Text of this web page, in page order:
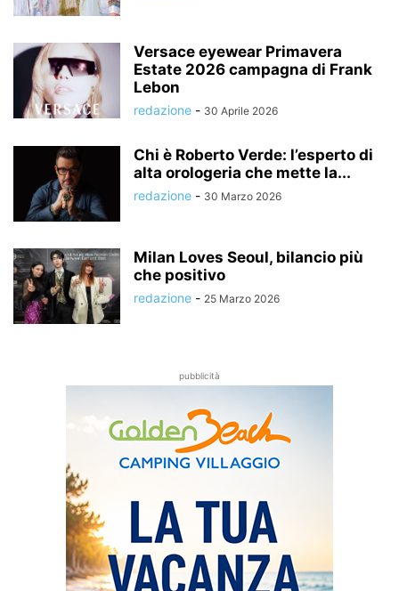
Versace eyewear Primavera
Estate 2026 campagna di Frank
Lebon
redazione - 30 Aprile 2026
Chi è Roberto Verde: l’esperto di
alta orologeria che mette la...
redazione - 30 Marzo 2026
Milan Loves Seoul, bilancio più
che positivo
redazione - 25 Marzo 2026
pubblicità